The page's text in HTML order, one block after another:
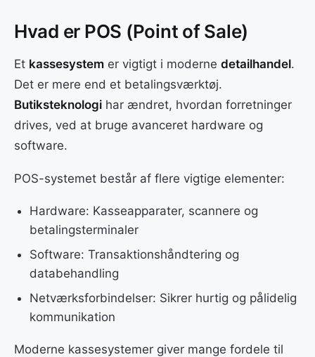
Hvad er POS (Point of Sale)
Et kassesystem er vigtigt i moderne detailhandel.
Det er mere end et betalingsværktøj.
Butiksteknologi har ændret, hvordan forretninger
drives, ved at bruge avanceret hardware og
software.
POS-systemet består af flere vigtige elementer:
Hardware: Kasseapparater, scannere og
betalingsterminaler
Software: Transaktionshåndtering og
databehandling
Netværksforbindelser: Sikrer hurtig og pålidelig
kommunikation
Moderne kassesystemer giver mange fordele til